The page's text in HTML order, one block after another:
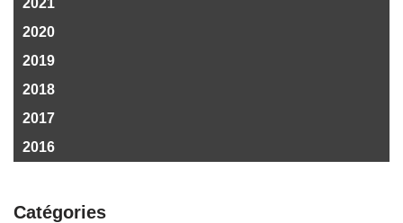
2021
2020
2019
2018
2017
2016
Catégories